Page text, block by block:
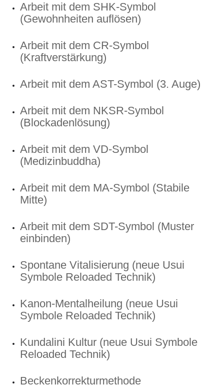
Arbeit mit dem SHK-Symbol
(Gewohnheiten auflösen)
Arbeit mit dem CR-Symbol
(Kraftverstärkung)
Arbeit mit dem AST-Symbol (3. Auge)
Arbeit mit dem NKSR-Symbol
(Blockadenlösung)
Arbeit mit dem VD-Symbol
(Medizinbuddha)
Arbeit mit dem MA-Symbol (Stabile
Mitte)
Arbeit mit dem SDT-Symbol (Muster
einbinden)
Spontane Vitalisierung (neue Usui
Symbole Reloaded Technik)
Kanon-Mentalheilung (neue Usui
Symbole Reloaded Technik)
Kundalini Kultur (neue Usui Symbole
Reloaded Technik)
Beckenkorrekturmethode